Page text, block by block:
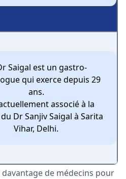
Saigal est un gastro-
qui exerce depuis 29
ans.
associé à la
Dr Sanjiv Saigal à Sarita
Vihar, Delhi.
de médecins pour